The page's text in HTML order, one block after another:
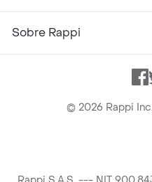
Sobre Rappi
© 2026 Rappi